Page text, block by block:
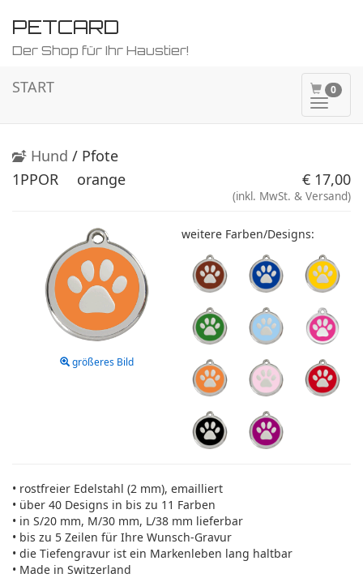
PETCARD
Der Shop für Ihr Haustier!
0
ein-/
START
Hund / Pfote
1PPOR
orange € 17,00
(inkl. MwSt. & Versand)
größeres Bild
weitere Farben/Designs:
• rostfreier Edelstahl (2 mm), emailliert
• über 40 Designs in bis zu 11 Farben
• in S/20 mm, M/30 mm, L/38 mm lieferbar
• bis zu 5 Zeilen für Ihre Wunsch-Gravur
• die Tiefengravur ist ein Markenleben lang haltbar
• Made in Switzerland